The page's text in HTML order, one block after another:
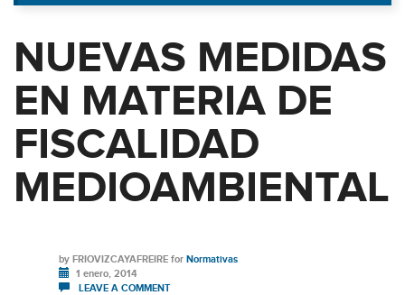
NUEVAS MEDIDAS
EN MATERIA DE
FISCALIDAD
MEDIOAMBIENTAL
by FRIOVIZCAYAFREIRE for Normativas
1 enero, 2014
LEAVE A COMMENT